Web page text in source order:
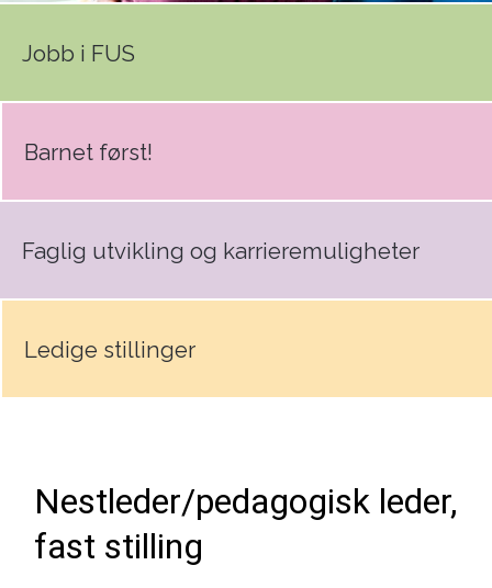
Jobb i FUS
Barnet først!
Faglig utvikling og karrieremuligheter
Ledige stillinger